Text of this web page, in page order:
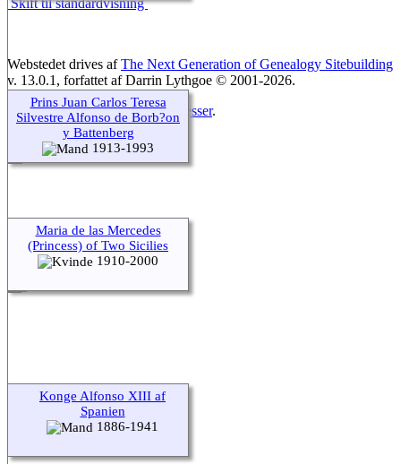
Prins Juan Carlos Teresa
Silvestre Alfonso de Borb?on
y Battenberg
1913-1993
Maria de las Mercedes
(Princess) of Two Sicilies
1910-2000
Konge Alfonso XIII af
Spanien
1886-1941
Webstedet drives afThe Next Generation of Genealogy Sitebuilding
v. 13.0.1, forfattet af Darrin Lythgoe © 2001-2026.
Opdateres afPreben Gloggengiesser.